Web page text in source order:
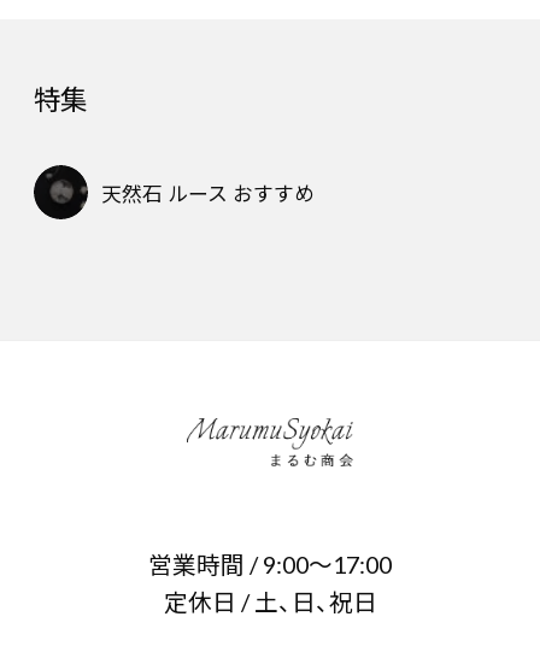
特集
天然石 ルース おすすめ
営業時間 / 9:00～17:00
定休日 / 土、日、祝日